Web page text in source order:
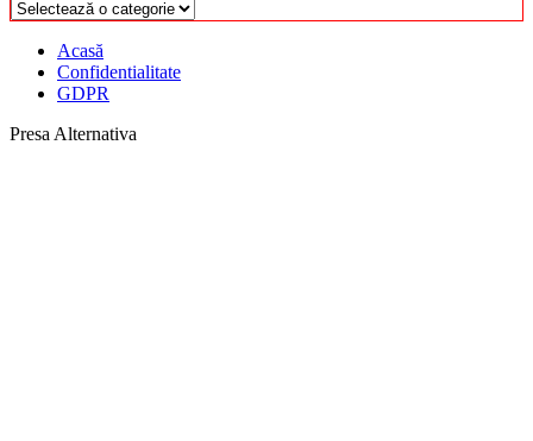
Categorii
Acasă
Confidentialitate
GDPR
Presa Alternativa